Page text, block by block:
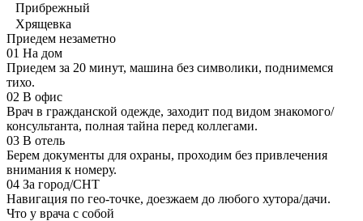
Прибрежный
Хрящевка
Приедем незаметно
01 На дом
Приедем за 20 минут, машина без символики, поднимемся
тихо.
02 В офис
Врач в гражданской одежде, заходит под видом знакомого/
консультанта, полная тайна перед коллегами.
03 В отель
Берем документы для охраны, проходим без привлечения
внимания к номеру.
04 За город/СНТ
Навигация по гео-точке, доезжаем до любого хутора/дачи.
Что у врача с собой